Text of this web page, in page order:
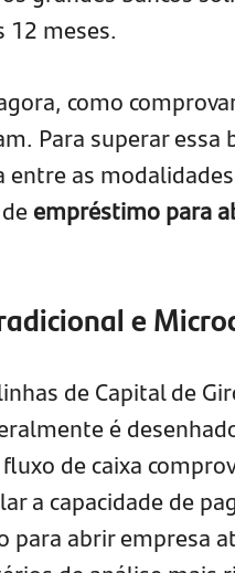
meses.
como
Para superar essa
as
empréstimo para
e
de Capital de
é
de caixa
a capacidade de
para abrir empresa